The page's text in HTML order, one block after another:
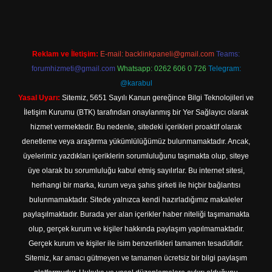
Reklam ve İletişim: E-mail: backlinkpaneli@gmail.com Teams:
forumhizmeti@gmail.com Whatsapp: 0262 606 0 726 Telegram:
@karabul
Yasal Uyarı: Sitemiz, 5651 Sayılı Kanun gereğince Bilgi Teknolojileri ve
İletişim Kurumu (BTK) tarafından onaylanmış bir Yer Sağlayıcı olarak
hizmet vermektedir. Bu nedenle, sitedeki içerikleri proaktif olarak
denetleme veya araştırma yükümlülüğümüz bulunmamaktadır. Ancak,
üyelerimiz yazdıkları içeriklerin sorumluluğunu taşımakta olup, siteye
üye olarak bu sorumluluğu kabul etmiş sayılırlar. Bu internet sitesi,
herhangi bir marka, kurum veya şahıs şirketi ile hiçbir bağlantısı
bulunmamaktadır. Sitede yalnızca kendi hazırladığımız makaleler
paylaşılmaktadır. Burada yer alan içerikler haber niteliği taşımamakta
olup, gerçek kurum ve kişiler hakkında paylaşım yapılmamaktadır.
Gerçek kurum ve kişiler ile isim benzerlikleri tamamen tesadüfidir.
Sitemiz, kar amacı gütmeyen ve tamamen ücretsiz bir bilgi paylaşım